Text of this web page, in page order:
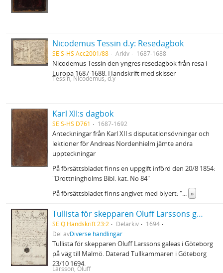
Nicodemus Tessin d.y: Resedagbok
SE S-HS Acc2001/88 Arkiv 1687-1688
Nicodemus Tessin den yngres resedagbok från resa i
Europa 1687-1688. Handskrift med skisser
Tessin, Nicodemus, d.y
Karl XII:s dagbok
SE S-HS D761 1687-1692
Anteckningar från Karl XII:s disputationsövningar och
lektioner för Andreas Nordenhielm jämte andra
uppteckningar
På försättsbladet finns en uppgift införd den 20/8 1854:
"Drottningholms Bibl. kat. No 84"
På försättsbladet finns angivet med blyert: "... »
Tullista för skepparen Oluff Larssons galeas
SE Q Handskrift 23:2 Delarkiv
1694
Del avDiverse handlingar
Tullista för skepparen Oluff Larssons galeas i Göteborg
på väg till Malmö. Daterad Tullkammaren i Göteborg
23/10 1694.
Larsson, Oluff